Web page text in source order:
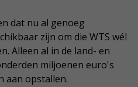
dat nu al genoeg
zijn om die WTS wél
Alleen al in de land- en
miljoenen euro's
aan opstallen.